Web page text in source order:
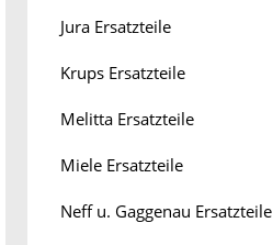
Jura Ersatzteile
Krups Ersatzteile
Melitta Ersatzteile
Miele Ersatzteile
Neff u. Gaggenau Ersatzteile